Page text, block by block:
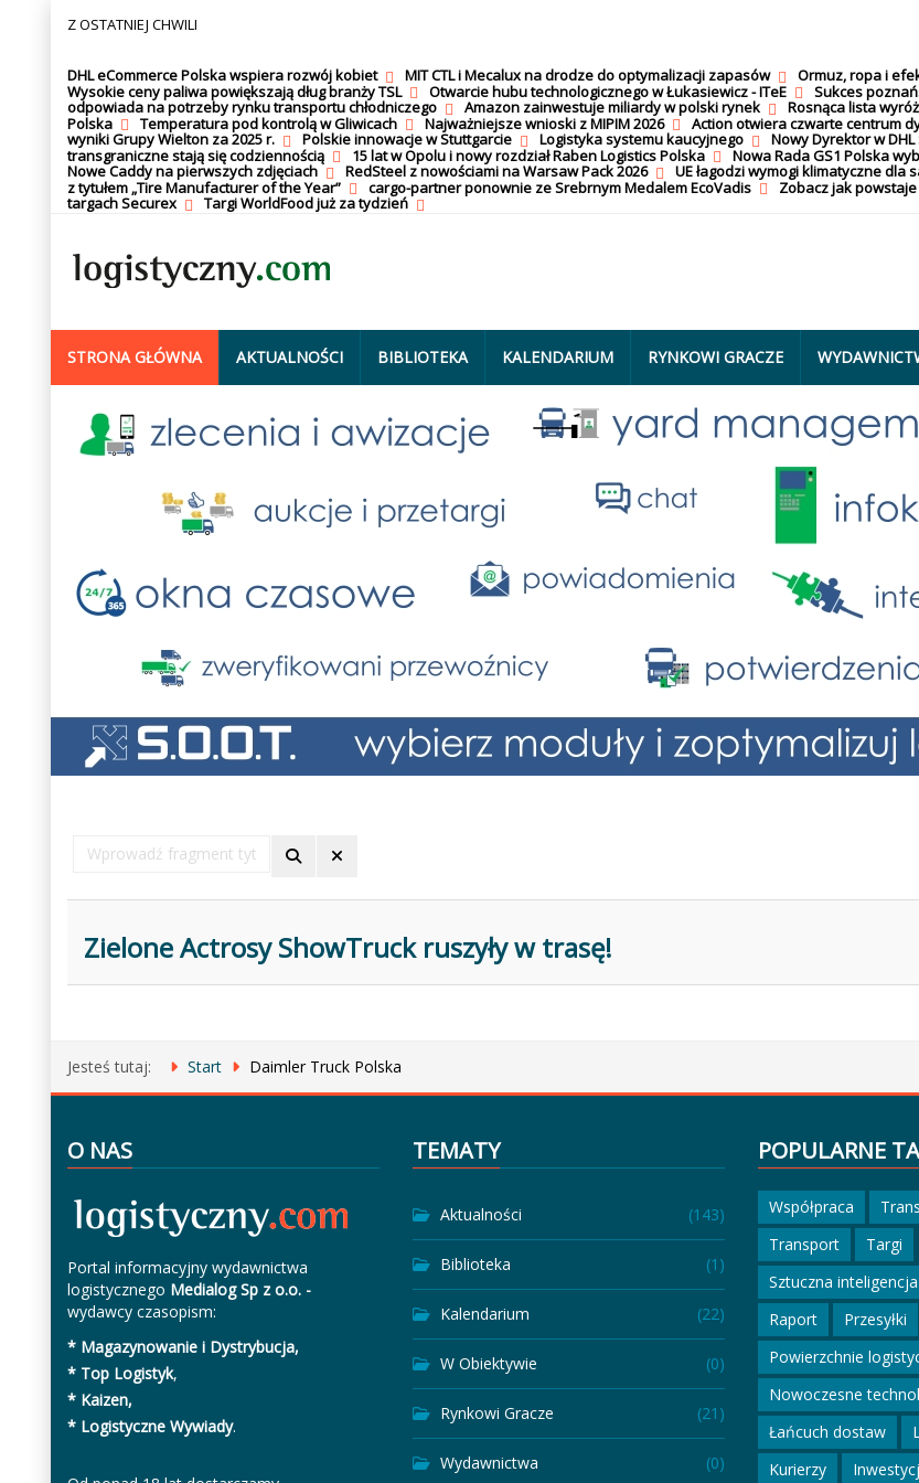
Z OSTATNIEJ CHWILI
DHL eCommerce Polska wspiera rozwój kobiet MIT CTL i Mecalux na drodze do optymalizacji zapasów Ormuz, ropa i
Wysokie ceny paliwa powiększają dług branży TSL
Otwarcie hubu technologicznego w Łukasiewicz - ITeE Sukces
odpowiada na potrzeby rynku transportu chłodniczego
Amazon zainwestuje miliardy w polski rynek Rosnąca lista
Polska
Temperatura pod kontrolą w Gliwicach Najważniejsze wnioski z MIPIM 2026 Action otwiera czwarte centrum
wyniki Grupy Wielton za 2025 r.
Polskie innowacje w Stuttgarcie Logistyka systemu kaucyjnego Nowy Dyrektor w
transgraniczne stają się codziennością
15 lat w Opolu i nowy rozdział Raben Logistics Polska Nowa Rada GS1 Polska
Nowe Caddy na pierwszych zdjęciach
RedSteel z nowościami na Warsaw Pack 2026 UE łagodzi wymogi klimatyczne dla
z tytułem „Tire Manufacturer of the Year”
cargo-partner ponownie ze Srebrnym Medalem EcoVadis Zobacz jak
targach Securex
Targi WorldFood już za tydzień
STRONA GŁÓWNA AKTUALNOŚCI BIBLIOTEKA KALENDARIUM RYNKOWI GRACZE
Wprowadź
fragment
Zielone Actrosy ShowTruck ruszyły w trasę!
Jesteś tutaj: Start Daimler Truck Polska
O NAS
Portal informacyjny wydawnictwa
logistycznego Medialog Sp z o.o. -
wydawcy czasopism:
* Magazynowanie i Dystrybucja,
* Top Logistyk,
* Kaizen,
* Logistyczne Wywiady.
TEMATY
Aktualności (143)
Biblioteka (1)
Kalendarium (22)
W Obiektywie (0)
Rynkowi Gracze (21)
Wydawnictwa (0)
POPULARNE
Współpraca
Transport
Targi
Sztuczna inteligencja
Raport
Przesyłki
Powierzchnie
Nowoczesne
Łańcuch dostaw
Kurierzy